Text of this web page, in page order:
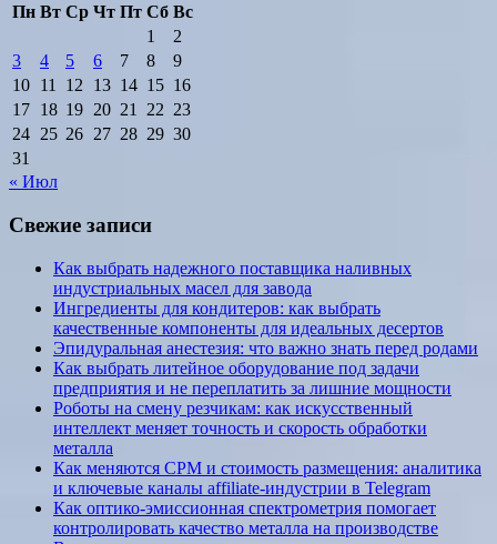
Пн Вт Ср Чт Пт Сб Вс
1
2
3
4 5 6 7 8
9
10 11 12 13 14 15 16
17 18 19 20 21 22 23
24 25 26 27 28 29 30
31
« Июл
Свежие записи
Как выбрать надежного поставщика наливных
индустриальных масел для завода
Ингредиенты для кондитеров: как выбрать
качественные компоненты для идеальных десертов
Эпидуральная анестезия: что важно знать перед родами
Как выбрать литейное оборудование под задачи
предприятия и не переплатить за лишние мощности
Роботы на смену резчикам: как искусственный
интеллект меняет точность и скорость обработки
металла
Как меняются CPM и стоимость размещения: аналитика
и ключевые каналы affiliate-индустрии в Telegram
Как оптико-эмиссионная спектрометрия помогает
контролировать качество металла на производстве